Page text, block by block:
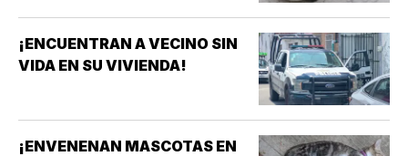
¡ENCUENTRAN A VECINO SIN
VIDA EN SU VIVIENDA!
¡ENVENENAN MASCOTAS EN